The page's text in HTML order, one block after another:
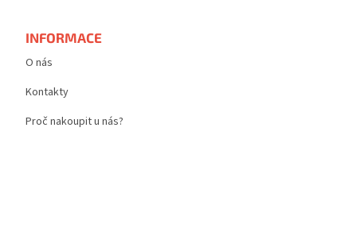
INFORMACE
O nás
Kontakty
Proč nakoupit u nás?